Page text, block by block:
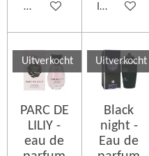
Houd mij op de hoogte
In
Uitverkocht
PARC DE
LILIY -
eau de
Uitverkocht
Black
night -
Eau de